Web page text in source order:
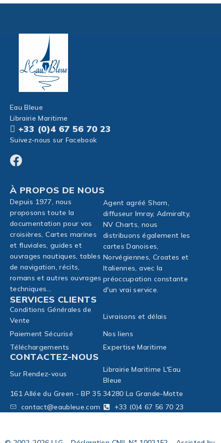
Eau Bleue
Librairie Maritime
+33 (0)4 67 56 70 23
Suivez-nous sur Facebook
À PROPOS DE NOUS
Depuis 1977, nous
proposons toute la
documentation pour vos
croisières, Cartes marines
et fluviales, guides et
ouvrages nautiques, tables
de navigation, récits,
romans et autres ouvrages
techniques...
Agent agréé Shom,
diffuseur Imray, Admiralty,
NV Charts, nous
distribuons également les
cartes Danoises,
Norvégiennes, Croates et
Italiennes, avec la
préoccupation constante
d'un vrai service.
SERVICES CLIENTS
Conditions Générales de
Vente
Livraisons et délais
Paiement Sécurisé
Nos liens
Téléchargements
Expertise Maritime
CONTACTEZ-NOUS
Sur Rendez-vous
Librairie Maritime L'Eau
Bleue
161 Allée du Green - BP 35 34280 La Grande-Motte
contact@eaubleue.com
+33 (0)4 67 56 70 23